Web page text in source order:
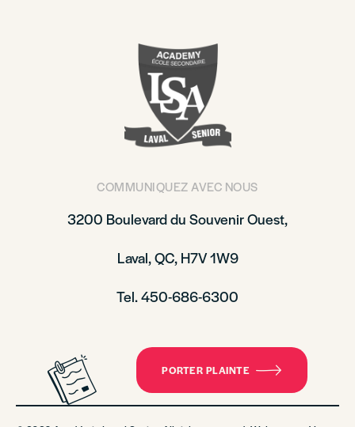
COMMUNIQUEZ AVEC NOUS
3200 Boulevard du Souvenir Ouest,
Laval, QC, H7V 1W9
Tel. 450-686-6300
PORTER PLAINTE